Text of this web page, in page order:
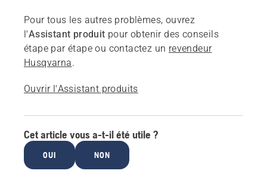
Pour tous les autres problèmes, ouvrez
l'Assistant produit pour obtenir des conseils
étape par étape ou contactez un revendeur
Husqvarna.
Ouvrir l'Assistant produits
Cet article vous a-t-il été utile ?
OUI NON